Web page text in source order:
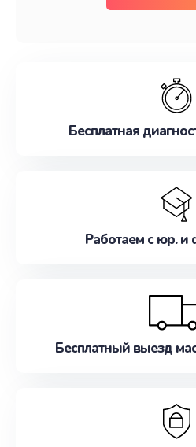
Бесплатная
Работаем с юр. и
Бесплатный выезд